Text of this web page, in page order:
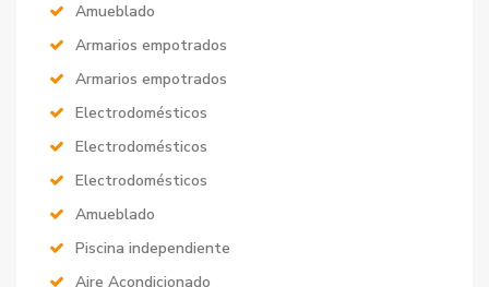
Amueblado
Armarios empotrados
Armarios empotrados
Electrodomésticos
Electrodomésticos
Electrodomésticos
Amueblado
Piscina independiente
Aire Acondicionado